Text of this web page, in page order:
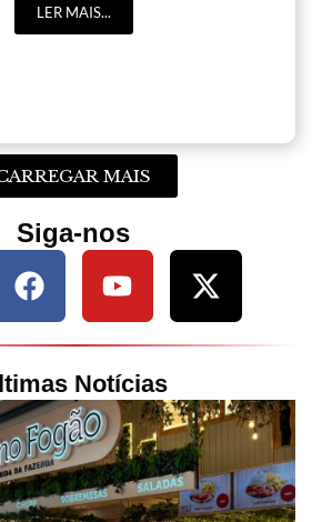
LER MAIS...
MAIS
Siga-nos
Notícias